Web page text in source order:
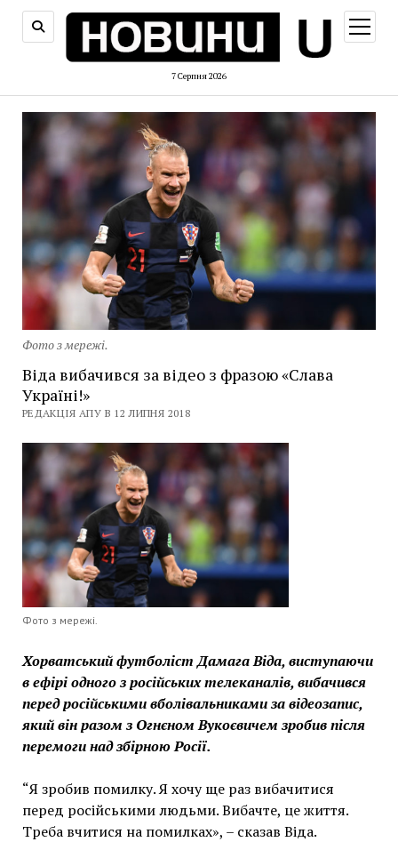
7 Серпня 2026
меню
Фото з мережі.
Віда вибачився за відео з фразою «Слава
Україні!»
РЕДАКЦІЯ АПУ В 12 ЛИПНЯ 2018
Фото з мережі.
Хорватський футболіст Дамага Віда, виступаючи
в ефірі одного з російських телеканалів, вибачився
перед російськими вболівальниками за відеозапис,
який він разом з Огнєном Вукоєвичем зробив після
перемоги над збірною Росії.
“Я зробив помилку. Я хочу ще раз вибачитися
перед російськими людьми. Вибачте, це життя.
Треба вчитися на помилках», – сказав Віда.